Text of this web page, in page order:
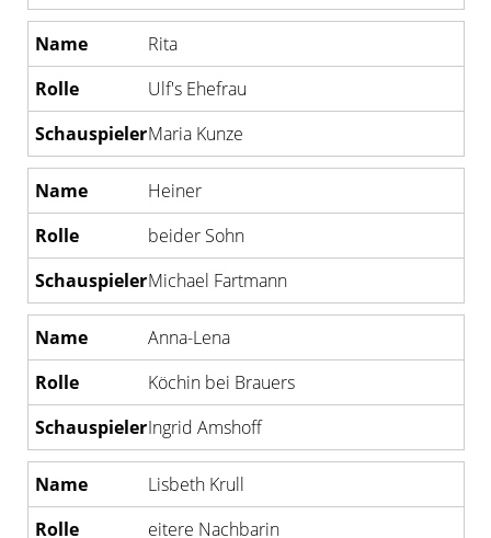
Rita
Ulf's Ehefrau
Maria Kunze
Heiner
beider Sohn
Michael Fartmann
Anna-Lena
Köchin bei Brauers
Ingrid Amshoff
Lisbeth Krull
eitere Nachbarin